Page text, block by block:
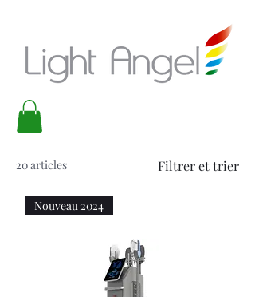
20 articles Filtrer et trier
Nouveau 2024